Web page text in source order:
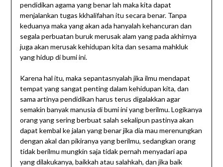
pendidikan agama yang benar lah maka kita dapat
menjalankan tugas kkhalifahan itu secara benar. Tanpa
keduanya maka yang akan ada hanyalah kehancuran dan
segala perbuatan buruk merusak alam yang pada akhirnya
juga akan merusak kehidupan kita dan sesama mahkluk
yang hidup di bumi ini.
Karena hal itu, maka sepantasnyalah jika ilmu mendapat
tempat yang sangat penting dalam kehidupan kita, dan
sama artinya pendidikan harus terus digalakkan agar
semakin banyak manusia di bumi ini yang berilmu. Logikanya
orang yang sering berbuat salah sekalipun pastinya akan
dapat kembal ke jalan yang benar jika dia mau merenungkan
dengan akal dan pikiranya yang berilmu, sedangkan orang
tidak berilmu mungkin saja tidak pernah menyadari apa
yang dilakukanya, baikkah atau salahkah, dan jika baik